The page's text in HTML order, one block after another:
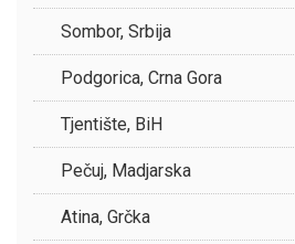
Sombor, Srbija
Podgorica, Crna Gora
Tjentište, BiH
Pečuj, Madjarska
Atina, Grčka